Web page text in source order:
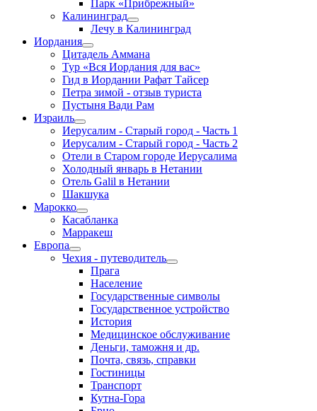
Парк «Прибрежный»
Калининград
Лечу в Калининград
Иордания
Цитадель Аммана
Тур «Вся Иордания для вас»
Гид в Иордании Рафат Тайсер
Петра зимой - отзыв туриста
Пустыня Вади Рам
Израиль
Иерусалим - Старый город - Часть 1
Иерусалим - Старый город - Часть 2
Отели в Старом городе Иерусалима
Холодный январь в Нетании
Отель Galil в Нетании
Шакшука
Марокко
Касабланка
Марракеш
Европа
Чехия - путеводитель
Прага
Население
Государственные символы
Государственное устройство
История
Медицинское обслуживание
Деньги, таможня и др.
Почта, связь, справки
Гостиницы
Транспорт
Кутна-Гора